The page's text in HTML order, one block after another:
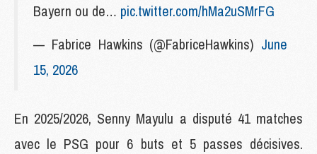
Bayern ou de… pic.twitter.com/hMa2uSMrFG
— Fabrice Hawkins (@FabriceHawkins) June
15, 2026
En 2025/2026, Senny Mayulu a disputé 41 matches
avec le PSG pour 6 buts et 5 passes décisives.